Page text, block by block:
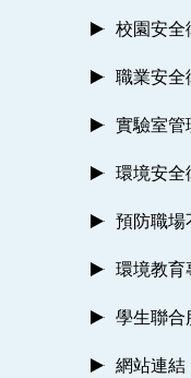
校園安全
職業安全
實驗室管
環境安全
預防職場
環境教育
學生聯合
網站連結